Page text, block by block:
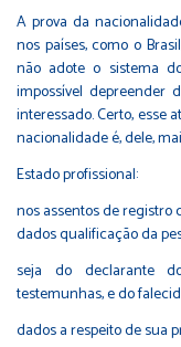
A prova da
nos países, como o
não adote o sistema
impossível depreender
interessado. Certo, esse
nacionalidade é, dele,
Estado profissional:
nos assentos de
dados qualificação da
seja do declarante
testemunhas, e do
dados a respeito de sua